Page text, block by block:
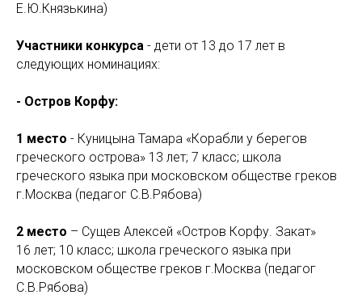
Е.Ю.Князькина)
Участники конкурса - дети от 13 до 17 лет в
следующих номинациях:
- Остров Корфу:
1 место - Куницына Тамара «Корабли у берегов
греческого острова» 13 лет; 7 класс; школа
греческого языка при московском обществе греков
г.Москва (педагог С.В.Рябова)
2 место – Сущев Алексей «Остров Корфу. Закат»
16 лет; 10 класс; школа греческого языка при
московском обществе греков г.Москва (педагог
С.В.Рябова)